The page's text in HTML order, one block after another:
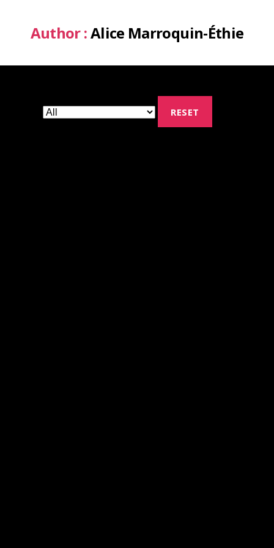
Author :Alice Marroquin-Éthie
RESET